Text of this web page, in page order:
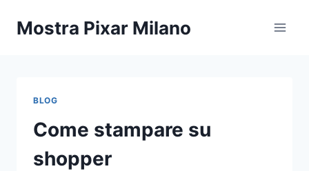
Mostra Pixar Milano
BLOG
Come stampare su
shopper